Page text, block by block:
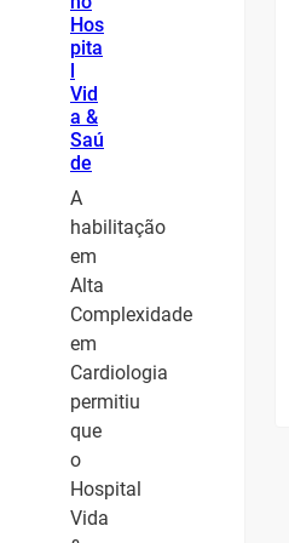
Hos
pita
Vid
a &
Saú
de
A
habilitação
em
Alta
Complexidade
em
Cardiologia
permitiu
que
o
Hospital
Vida